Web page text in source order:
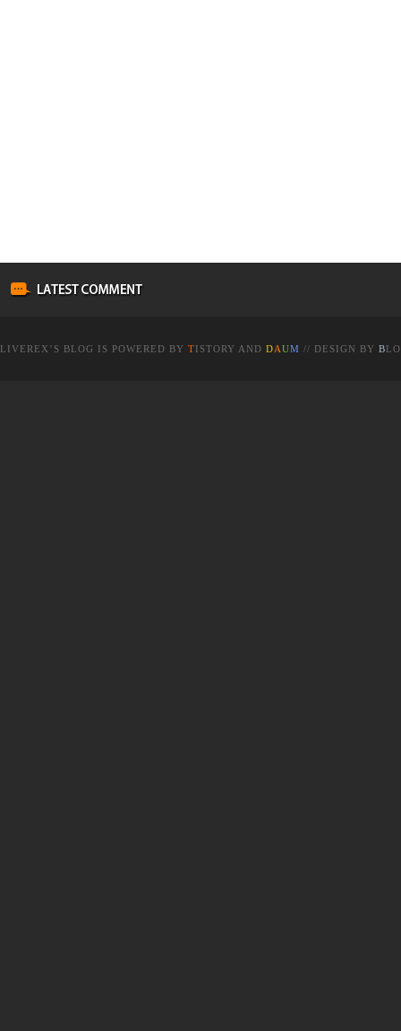
LIVEREX ’S BLOG IS POWERED BY TISTORY AND DAUM // DESIGN BY B